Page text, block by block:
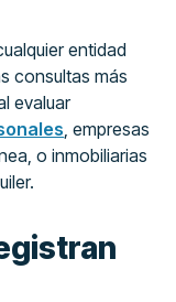
entidad
consultas más
evaluar
, empresas
o inmobiliarias